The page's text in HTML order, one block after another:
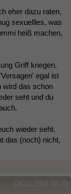
eher dazu raten,
sexuellles, was
heiß machen,
Griff kriegen.
egal ist
wird das schon
seht und du
wieder seht.
das (noch) nicht,
(26.02.2018 22:05)